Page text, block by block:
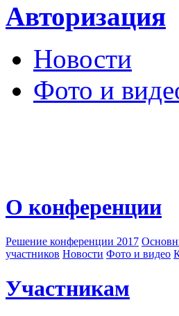
Авторизация
Новости
Фото и
О конференции
Решение конференции 2017
участников Новости Фото и видео
Участникам